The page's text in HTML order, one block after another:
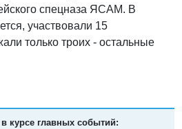
спецназа ЯСАМ. В
участвовали 15
только троих - остальные
в курсе главных событий: